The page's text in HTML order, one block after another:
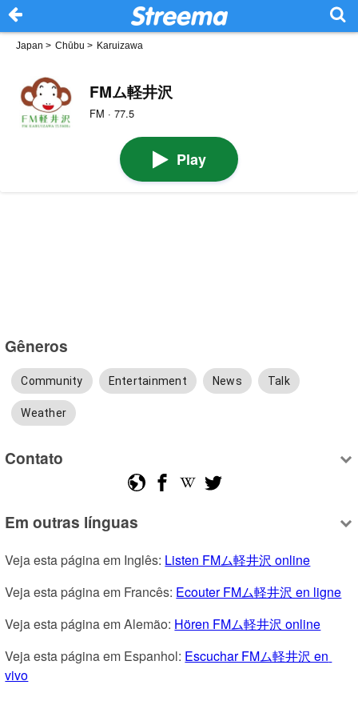
Japan > Chūbu > Karuizawa
FMム軽井沢
FM · 77.5
Play
Gêneros
Community Entertainment News Talk
Weather
Contato
Em outras línguas
Veja esta página em Inglês: Listen FMム軽井沢 online
Veja esta página em Francês: Ecouter FMム軽井沢 en ligne
Veja esta página em Alemão: Hören FMム軽井沢 online
Veja esta página em Espanhol: Escuchar FMム軽井沢 en
vivo